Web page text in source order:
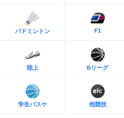
バドミントン F1
陸上 Bリーグ
学生バスケ 他競技